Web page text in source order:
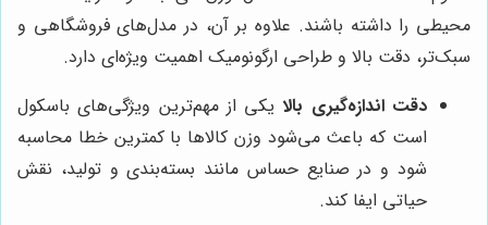
محیطی را داشته باشند. علاوه بر آن، در مدل‌های فروشگاهی و
سبک‌تر، دقت بالا و طراحی ارگونومیک اهمیت ویژه‌ای دارد.
دقت اندازه‌گیری بالایکی از مهم‌ترین ویژگی‌های باسکول
است که باعث می‌شود وزن کالاها با کمترین خطا محاسبه
شود و در صنایع حساس مانند بسته‌بندی و تولید، نقش
حیاتی ایفا کند.